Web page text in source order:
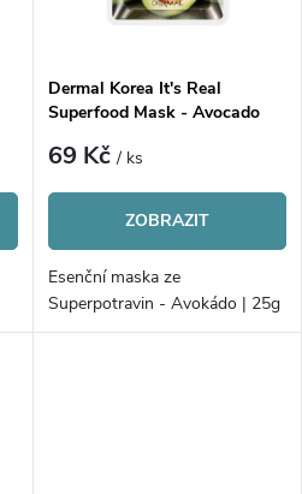
Dermal Korea It's Real
Superfood Mask - Avocado
69 Kč/ ks
ZOBRAZIT
Esenční maska ze
Superpotravin - Avokádo | 25g